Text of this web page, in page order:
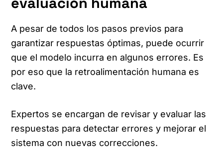
A pesar de todos los pasos previos para
garantizar respuestas óptimas, puede ocurrir
que el modelo incurra en algunos errores. Es
por eso que la retroalimentación humana es
clave.
Expertos se encargan de revisar y evaluar las
respuestas para detectar errores y mejorar el
sistema con nuevas correcciones.